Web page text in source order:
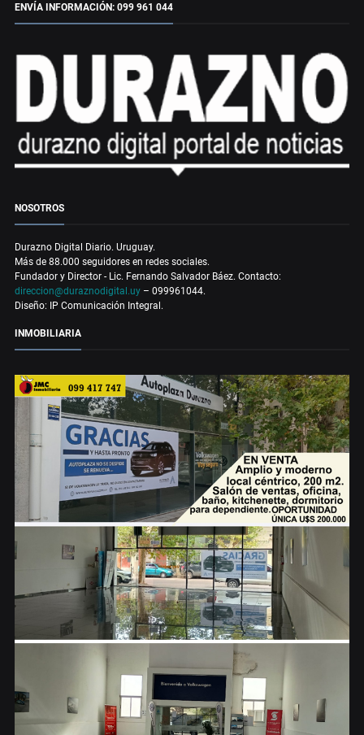
ENVÍA INFORMACIÓN: 099 961 044
NOSOTROS
Durazno Digital Diario. Uruguay.
Más de 88.000 seguidores en redes sociales.
Fundador y Director - Lic. Fernando Salvador Báez. Contacto:
direccion@duraznodigital.uy – 099961044.
Diseño: IP Comunicación Integral.
INMOBILIARIA